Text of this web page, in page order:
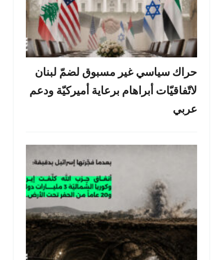
حراك سياسي غير مسبوق لضمّ لبنان
لاتّفاقيّات أبراهام برعاية أميركيّة ودعم
عربي